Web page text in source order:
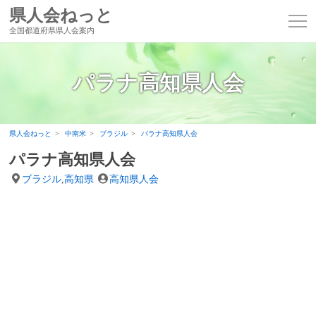
県人会ねっと
全国都道府県県人会案内
パラナ高知県人会
県人会ねっと 中南米 ブラジル パラナ高知県人会
パラナ高知県人会
ブラジル ,高知県 高知県人会